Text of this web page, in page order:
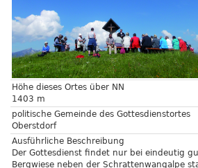
Höhe dieses Ortes über NN
1403 m
politische Gemeinde des Gottesdienstortes
Oberstdorf
Ausführliche Beschreibung
Der Gottesdienst findet nur bei eindeutig
Bergwiese neben der Schrattenwangalpe